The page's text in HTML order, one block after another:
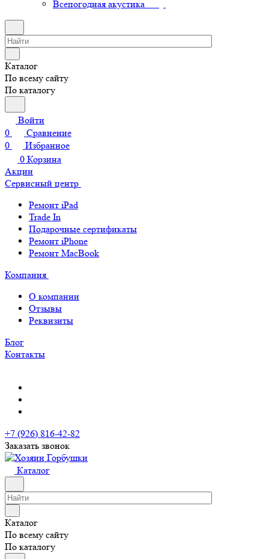
Всепогодная акустика
Каталог
По всему сайту
По каталогу
Войти
0
Сравнение
0
Избранное
0 Корзина
Акции
Сервисный центр
Ремонт iPad
Trade In
Подарочные сертификаты
Ремонт iPhone
Ремонт MacBook
Компания
О компании
Отзывы
Реквизиты
Блог
Контакты
+7 (926) 816-42-82
Заказать звонок
Каталог
Каталог
По всему сайту
По каталогу